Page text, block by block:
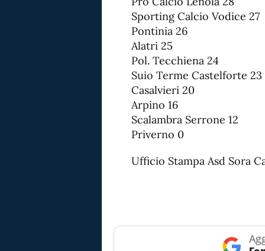
Sporting Calcio Vodice 27
Pontinia 26
Alatri 25
Pol. Tecchiena 24
Suio Terme Castelforte 23
Casalvieri 20
Arpino 16
Scalambra Serrone 12
Priverno 0
Ufficio Stampa Asd Sora